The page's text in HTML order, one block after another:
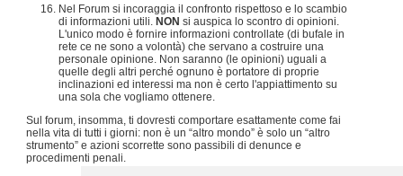
Nel Forum si incoraggia il confronto rispettoso e lo scambio
di informazioni utili. NON si auspica lo scontro di opinioni.
L'unico modo è fornire informazioni controllate (di bufale in
rete ce ne sono a volontà) che servano a costruire una
personale opinione. Non saranno (le opinioni) uguali a
quelle degli altri perché ognuno è portatore di proprie
inclinazioni ed interessi ma non è certo l'appiattimento su
una sola che vogliamo ottenere.
Sul forum, insomma, ti dovresti comportare esattamente come fai
nella vita di tutti i giorni: non è un “altro mondo” è solo un “altro
strumento” e azioni scorrette sono passibili di denunce e
procedimenti penali.